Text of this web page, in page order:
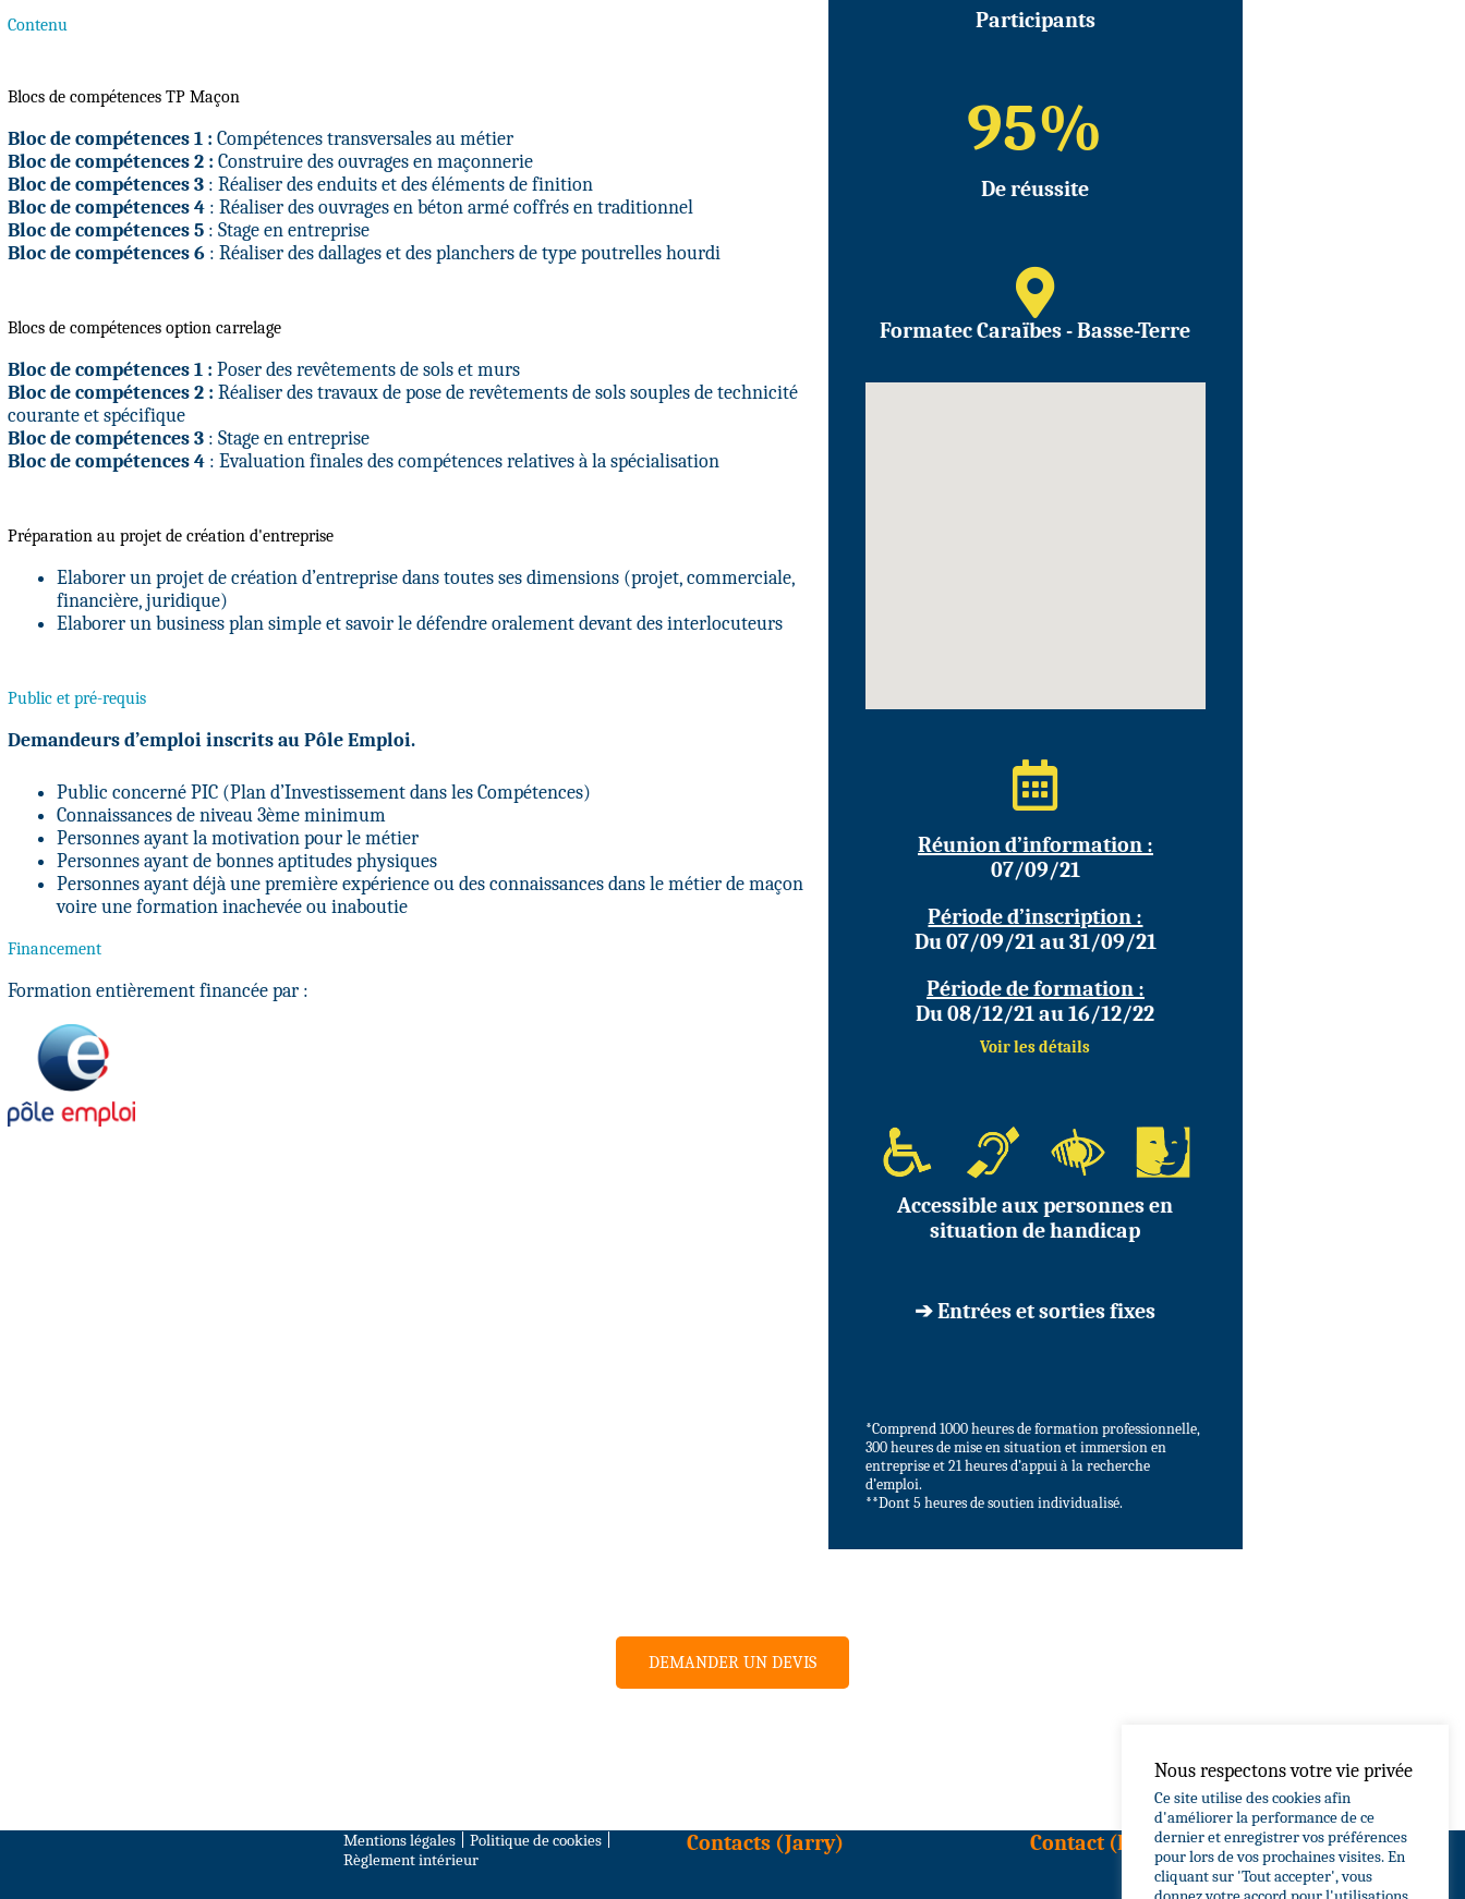
Contenu
Blocs de compétences TP Maçon
Bloc de compétences 1 : Compétences transversales au métier
Bloc de compétences 2 : Construire des ouvrages en maçonnerie
Bloc de compétences 3 : Réaliser des enduits et des éléments de finition
Bloc de compétences 4 : Réaliser des ouvrages en béton armé coffrés en traditionnel
Bloc de compétences 5 : Stage en entreprise
Bloc de compétences 6 : Réaliser des dallages et des planchers de type poutrelles hourdi
Blocs de compétences option carrelage
Bloc de compétences 1 : Poser des revêtements de sols et murs
Bloc de compétences 2 : Réaliser des travaux de pose de revêtements de sols souples de technicité
courante et spécifique
Bloc de compétences 3 : Stage en entreprise
Bloc de compétences 4 : Evaluation finales des compétences relatives à la spécialisation
Préparation au projet de création d'entreprise
Elaborer un projet de création d’entreprise dans toutes ses dimensions (projet, commerciale,
financière, juridique)
Elaborer un business plan simple et savoir le défendre oralement devant des interlocuteurs
Public et pré-requis
Demandeurs d’emploi inscrits au Pôle Emploi.
Public concerné PIC (Plan d’Investissement dans les Compétences)
Connaissances de niveau 3ème minimum
Personnes ayant la motivation pour le métier
Personnes ayant de bonnes aptitudes physiques
Personnes ayant déjà une première expérience ou des connaissances dans le métier de maçon
voire une formation inachevée ou inaboutie
Financement
Formation entièrement financée par :
Participants
De réussite
95%
Formatec Caraïbes - Basse-Terre
Réunion d’information :
07/09/21
Période d’inscription :
Du 07/09/21 au 31/09/21
Période de formation :
Du 08/12/21 au 16/12/22
Voir les détails
Accessible aux personnes en
situation de handicap
➔ Entrées et sorties fixes
*Comprend 1000 heures de formation professionnelle,
300 heures de mise en situation et immersion en
entreprise et 21 heures d’appui à la recherche
d’emploi.
**Dont 5 heures de soutien individualisé.
DEMANDER UN DEVIS
Mentions légales| Politique de cookies|
Règlement intérieur
Contacts (Jarry) Contact (Basse-Terre)
Nous respectons votre vie privée
Ce site utilise des cookies afin
d'améliorer la performance de ce
dernier et enregistrer vos préférences
pour lors de vos prochaines visites. En
cliquant sur 'Tout accepter', vous